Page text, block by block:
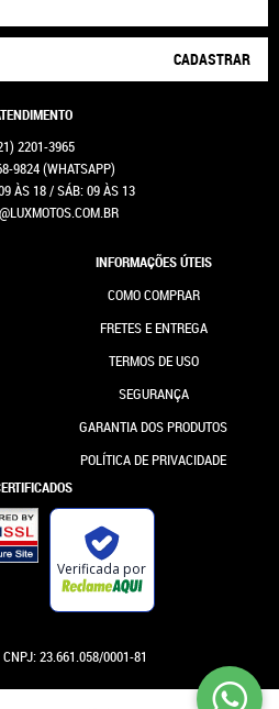
CADASTRAR
2201-3965
9824(WHATSAPP)
ÀS 18 / SÁB: 09 ÀS 13
INFORMAÇÕES ÚTEIS
COMO COMPRAR
FRETES E ENTREGA
TERMOS DE USO
SEGURANÇA
GARANTIA DOS PRODUTOS
POLÍTICA DE PRIVACIDADE
Verificada por
CNPJ: 23.661.058/0001-81